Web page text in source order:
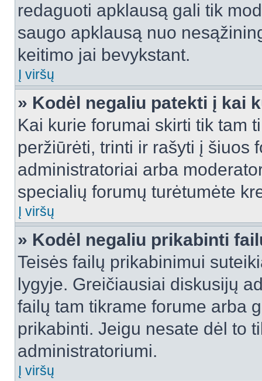
redaguoti apklausą gali tik
saugo apklausą nuo
keitimo jai bevykstant.
Į viršų
» Kodėl negaliu patekti į kai
Kai kurie forumai skirti tik tam
peržiūrėti, trinti ir rašyti į šiuos
administratoriai arba
specialių forumų turėtumėte
Į viršų
» Kodėl negaliu prikabinti
Teisės failų prikabinimui
lygyje. Greičiausiai diskusijų
failų tam tikrame forume arba
prikabinti. Jeigu nesate dėl to
administratoriumi.
Į viršų